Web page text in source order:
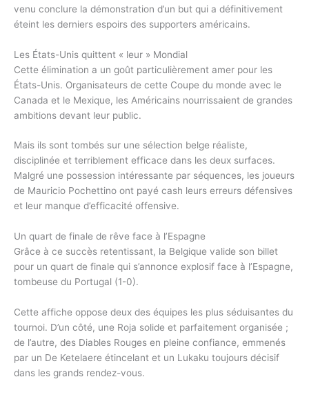
venu conclure la démonstration d’un but qui a définitivement
éteint les derniers espoirs des supporters américains.
Les États-Unis quittent « leur » Mondial
Cette élimination a un goût particulièrement amer pour les
États-Unis. Organisateurs de cette Coupe du monde avec le
Canada et le Mexique, les Américains nourrissaient de grandes
ambitions devant leur public.
Mais ils sont tombés sur une sélection belge réaliste,
disciplinée et terriblement efficace dans les deux surfaces.
Malgré une possession intéressante par séquences, les joueurs
de Mauricio Pochettino ont payé cash leurs erreurs défensives
et leur manque d’efficacité offensive.
Un quart de finale de rêve face à l’Espagne
Grâce à ce succès retentissant, la Belgique valide son billet
pour un quart de finale qui s’annonce explosif face à l’Espagne,
tombeuse du Portugal (1-0).
Cette affiche oppose deux des équipes les plus séduisantes du
tournoi. D’un côté, une Roja solide et parfaitement organisée ;
de l’autre, des Diables Rouges en pleine confiance, emmenés
par un De Ketelaere étincelant et un Lukaku toujours décisif
dans les grands rendez-vous.